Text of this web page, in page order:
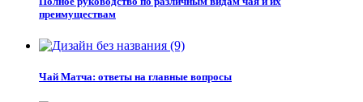
преимуществам
Чай Матча: ответы на главные вопросы